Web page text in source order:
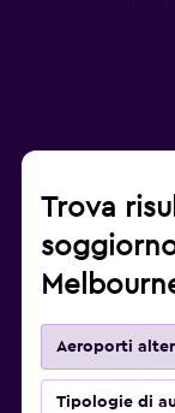
Trova
Aeroporti
Tipologie di